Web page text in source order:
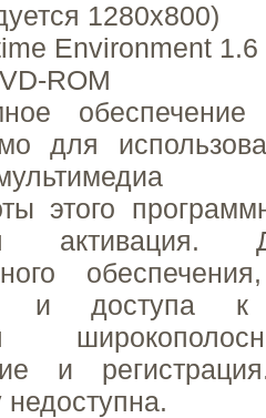
1280x800)
Environment 1.6
ROM
для
этого
активация.
и доступа к
и